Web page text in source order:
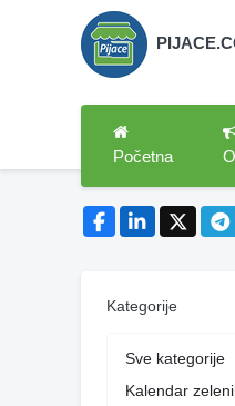
Početna
Kategorije
Sve kategorije
Kalendar